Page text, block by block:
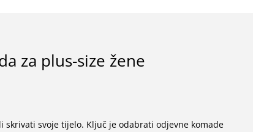
za plus-size žene
svoje tijelo. Ključ je odabrati odjevne komade